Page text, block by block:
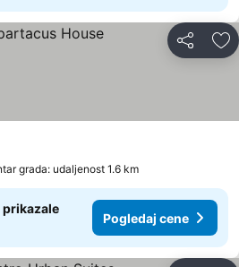
Deli
grada: udaljenost 1.6 km
prikazale
Pogledaj cene